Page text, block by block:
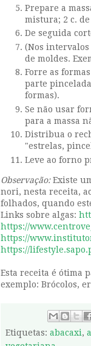
Prepare a
mistura; 2 c.
De seguida
(Nos intervalos
de moldes.
Forre as
parte
formas).
Se não usar
para a massa
Distribua o
"estrelas,
Leve ao forno
Observação:Existe
nori, nesta receita,
folhados, quando
Links sobre algas:
https://
https://
https://
Esta receita é ótima
exemplo: Brócolos,
Etiquetas: abacaxi,